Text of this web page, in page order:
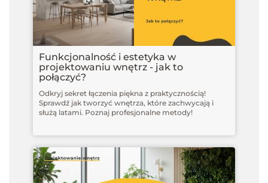
Funkcjonalność i estetyka w
projektowaniu wnętrz - jak to
połączyć?
Odkryj sekret łączenia piękna z praktycznością!
Sprawdź jak tworzyć wnętrza, które zachwycają i
służą latami. Poznaj profesjonalne metody!